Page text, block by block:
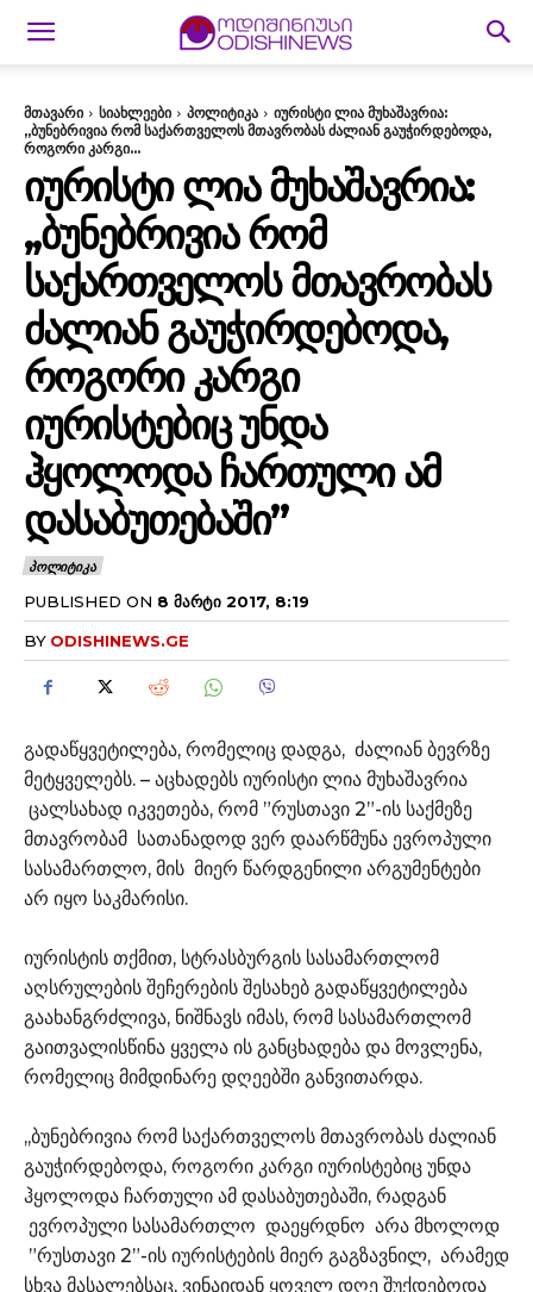
მთავარი სიახლეები პოლიტიკა
იურისტი ლია მუხაშავრია:
,,ბუნებრივია რომ საქართველოს მთავრობას ძალიან გაუჭირდებოდა,
როგორი კარგი...
ᲘᲣᲠᲘᲡᲢᲘ ᲚᲘᲐ ᲛᲣᲮᲐᲨᲐᲕᲠᲘᲐ:
,,ᲑᲣᲜᲔᲑᲠᲘᲕᲘᲐ ᲠᲝᲛ
ᲡᲐᲥᲐᲠᲗᲕᲔᲚᲝᲡ ᲛᲗᲐᲕᲠᲝᲑᲐᲡ
ᲫᲐᲚᲘᲐᲜ ᲒᲐᲣᲭᲘᲠᲓᲔᲑᲝᲓᲐ,
ᲠᲝᲒᲝᲠᲘ ᲙᲐᲠᲒᲘ
ᲘᲣᲠᲘᲡᲢᲔᲑᲘᲪ ᲣᲜᲓᲐ
ᲰᲧᲝᲚᲝᲓᲐ ᲩᲐᲠᲗᲣᲚᲘ ᲐᲛ
ᲓᲐᲡᲐᲑᲣᲗᲔᲑᲐᲨᲘ”
ᲞᲝᲚᲘᲢᲘᲙᲐ
PUBLISHED ON 8 ᲛᲐᲠᲢᲘ 2017, 8:19
BY ODISHINEWS.GE
გადაწყვეტილება, რომელიც დადგა, ძალიან ბევრზე
მეტყველებს. – აცხადებს იურისტი ლია მუხაშავრია
ცალსახად იკვეთება, რომ ”რუსთავი 2”-ის საქმეზე
მთავრობამ სათანადოდ ვერ დაარწმუნა ევროპული
სასამართლო, მის მიერ წარდგენილი არგუმენტები
არ იყო საკმარისი.
იურისტის თქმით, სტრასბურგის სასამართლომ
აღსრულების შეჩერების შესახებ გადაწყვეტილება
გაახანგრძლივა, ნიშნავს იმას, რომ სასამართლომ
გაითვალისწინა ყველა ის განცხადება და მოვლენა,
რომელიც მიმდინარე დღეებში განვითარდა.
,,ბუნებრივია რომ საქართველოს მთავრობას ძალიან
გაუჭირდებოდა, როგორი კარგი იურისტებიც უნდა
ჰყოლოდა ჩართული ამ დასაბუთებაში, რადგან
ევროპული სასამართლო დაეყრდნო არა მხოლოდ
”რუსთავი 2”-ის იურისტების მიერ გაგზავნილ, არამედ
სხვა მასალებსაც, ვინაიდან ყოველ დღე შუქდებოდა